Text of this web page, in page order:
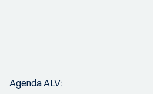
Agenda ALV: